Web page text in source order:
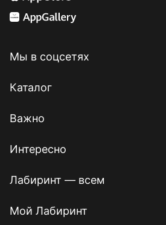
Мы в соцсетях
Каталог
Важно
Интересно
Лабиринт — всем
Мой Лабиринт